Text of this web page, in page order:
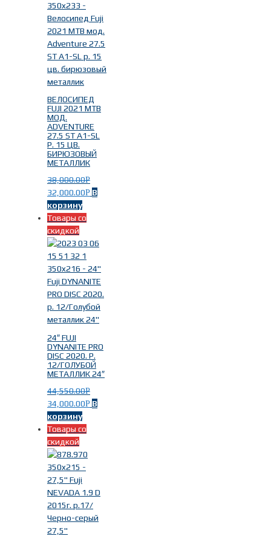
JARI(13)
TOURING
Absolute
Adventure
CROSSTOWN
DYNAMITE
NEVADA
TRAVERSE
Год выпуска
2021г.(16)
2023г.(21)
2024г.(24)
2015г.(10)
Материал рамы
Хромомолибден
Алюминий
ВЕЛОСИПЕД
FUJI 2021 MTB
МОД.
ADVENTURE
27.5 ST A1-SL
Р. 15 ЦВ.
БИРЮЗОВЫЙ
МЕТАЛЛИК
38,000.00Р
32,000.00Р В
корзину
Товары со
скидкой
24″ FUJI
DYNANITE PRO
DISC 2020. Р.
12/ГОЛУБОЙ
МЕТАЛЛИК 24″
44,550.00Р
34,000.00Р В
корзину
Товары со
скидкой